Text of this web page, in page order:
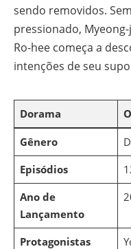
sendo removidos.
pressionado,
Ro-hee começa a
intenções de seu
Dorama
Gênero
Episódios
Ano de
Lançamento
Protagonistas